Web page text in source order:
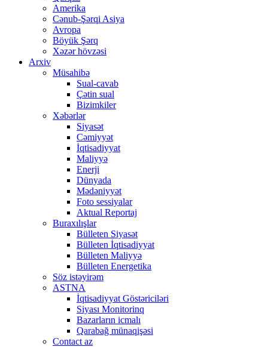
Amerika
Cənub-Şərqi Asiya
Avropa
Böyük Şərq
Xəzər hövzəsi
Arxiv
Müsahibə
Sual-cavab
Çətin sual
Bizimkiler
Xəbərlər
Siyasət
Cəmiyyət
İqtisadiyyat
Maliyyə
Enerji
Dünyada
Mədəniyyət
Foto sessiyalar
Aktual Reportaj
Buraxılışlar
Bülleten Siyasət
Bülleten İqtisadiyyat
Bülleten Maliyyə
Bülleten Energetika
Söz istəyirəm
ASTNA
İqtisadiyyat Göstəriciləri
Siyası Monitorinq
Bazarların icmalı
Qarabağ münaqişəsi
Contact az